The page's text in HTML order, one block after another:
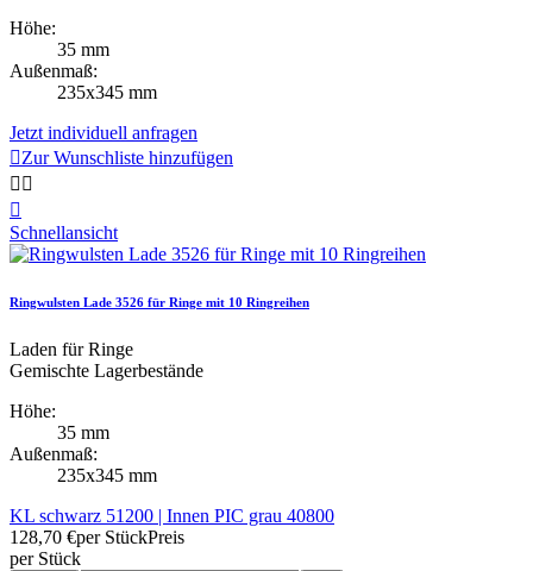
Höhe:
35 mm
Außenmaß:
235x345 mm
Jetzt individuell anfragen
Zur Wunschliste hinzufügen
 

Schnellansicht
Ringwulsten Lade 3526 für Ringe mit 10 Ringreihen
Laden für Ringe
Gemischte Lagerbestände
Höhe:
35 mm
Außenmaß:
235x345 mm
KL schwarz 51200 | Innen PIC grau 40800
128,70 €per StückPreis
per Stück